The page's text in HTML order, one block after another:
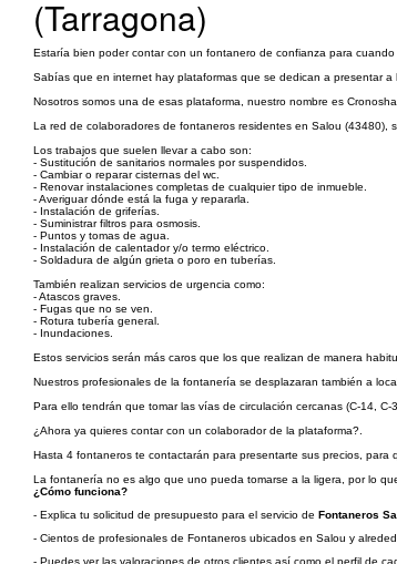
(Tarragona)
Estaría bien poder contar con un fontanero de confianza para
Sabías que en internet hay plataformas que se dedican a presentar
Nosotros somos una de esas plataforma, nuestro nombre es
La red de colaboradores de fontaneros residentes en Salou (43480),
Los trabajos que suelen llevar a cabo son:
- Sustitución de sanitarios normales por suspendidos.
- Cambiar o reparar cisternas del wc.
- Renovar instalaciones completas de cualquier tipo de inmueble.
- Averiguar dónde está la fuga y repararla.
- Instalación de griferías.
- Suministrar filtros para osmosis.
- Puntos y tomas de agua.
- Instalación de calentador y/o termo eléctrico.
- Soldadura de algún grieta o poro en tuberías.
También realizan servicios de urgencia como:
- Atascos graves.
- Fugas que no se ven.
- Rotura tubería general.
- Inundaciones.
Estos servicios serán más caros que los que realizan de manera
Nuestros profesionales de la fontanería se desplazaran también a
Para ello tendrán que tomar las vías de circulación cercanas (C-14,
¿Ahora ya quieres contar con un colaborador de la plataforma?.
Hasta 4 fontaneros te contactarán para presentarte sus precios, para
La fontanería no es algo que uno pueda tomarse a la ligera, por lo
¿Cómo funciona?
- Explica tu solicitud de presupuesto para el servicio de Fontaneros
- Cientos de profesionales de Fontaneros ubicados en Salou y
- Puedes ver las valoraciones de otros clientes así como el perfil de